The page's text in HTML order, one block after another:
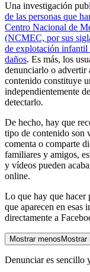
Una investigación
de las personas que
Centro Nacional de
(NCMEC, por sus
de explotación infantil
daños. Es más, los
denunciarlo o advertir
contenido constituye
independientemente
detectarlo.
De hecho, hay que
tipo de contenido son
comenta o comparte
familiares y amigos,
y vídeos pueden
online.
Lo que hay que hacer
que aparecen en esas
directamente a
Mostrar menos Mostrar
Denunciar es sencillo